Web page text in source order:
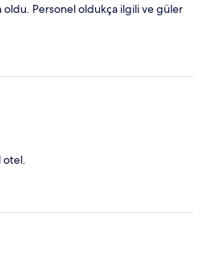
oldu. Personel oldukça ilgili ve güler
otel.